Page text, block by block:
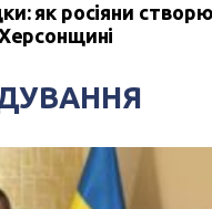
як росіяни